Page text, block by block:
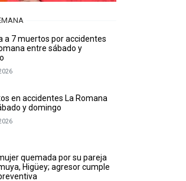
a 7 muertos por accidentes
entre sábado y
en accidentes La Romana
y domingo
quemada por su pareja
Higüey; agresor cumple